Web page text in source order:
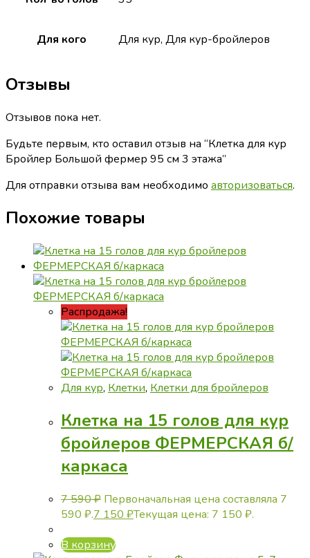
Для кого Для кур, Для кур-бройлеров
Отзывы
Отзывов пока нет.
Будьте первым, кто оставил отзыв на “Клетка для кур
Бройлер Большой фермер 95 см 3 этажа”
Для отправки отзыва вам необходимо авторизоваться.
Похожие товары
Распродажа!
Для кур, Клетки, Клетки для бройлеров
Клетка на 15 голов для кур
бройлеров ФЕРМЕРСКАЯ б/
каркаса
7 590₽ Первоначальная цена составляла 7
590 ₽.7 150 ₽Текущая цена: 7 150 ₽.
В корзину